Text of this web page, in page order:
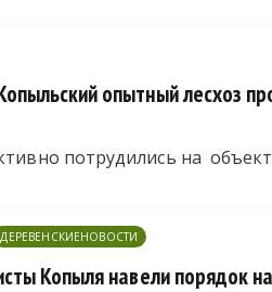
опытный лесхоз
потрудились на
ДЕРЕВЕНСКИЕНОВОСТИ
Копыля навели порядок